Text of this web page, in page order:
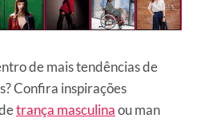
de mais tendências de
Confira inspirações
trança masculinaou man